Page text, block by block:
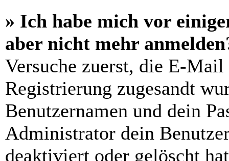
» Ich habe mich vor
aber nicht mehr
Versuche zuerst, die E-
Registrierung zugesandt
Benutzernamen und dein
Administrator dein
deaktiviert oder gelöscht